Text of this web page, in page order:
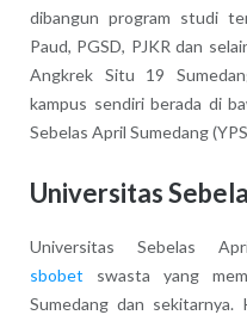
dibangun program studi
Paud, PGSD, PJKR dan
Angkrek Situ 19
kampus sendiri berada di
Sebelas April Sumedang
Universitas
Universitas Sebelas
sbobet swasta yang
Sumedang dan sekitarnya.